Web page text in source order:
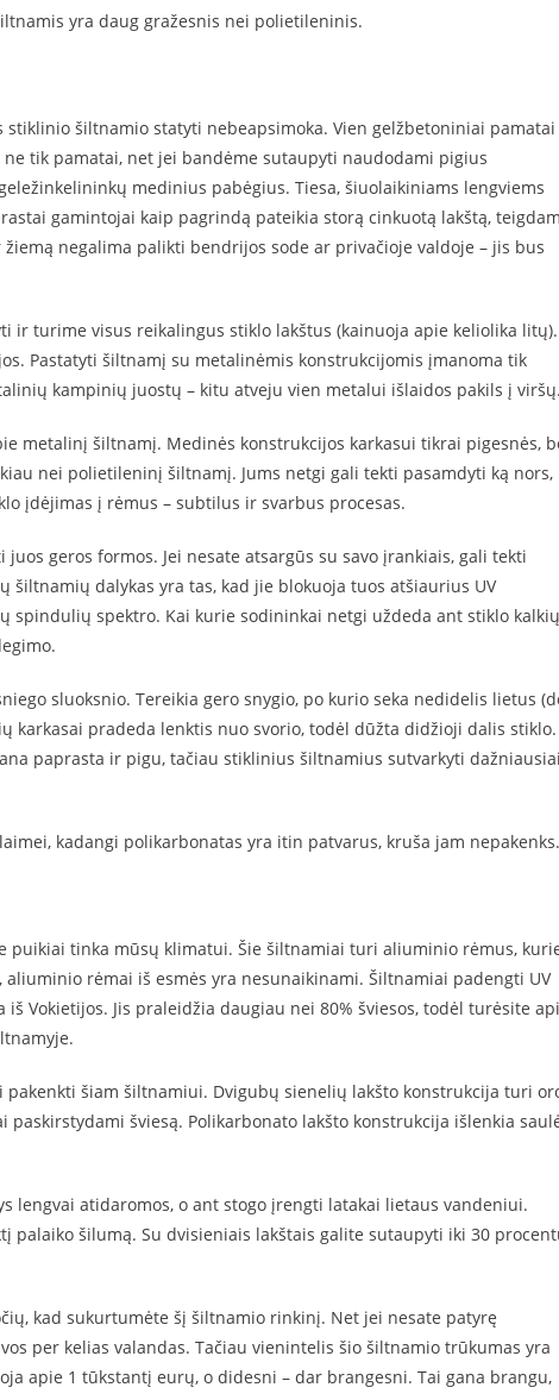
yra daug gražesnis nei polietileninis.
stiklinio šiltnamio statyti nebeapsimoka. Vien gelžbetoniniai pamatai
tik pamatai, net jei bandėme sutaupyti naudodami pigius
medinius pabėgius. Tiesa, šiuolaikiniams lengviems
gamintojai kaip pagrindą pateikia storą cinkuotą lakštą,
negalima palikti bendrijos sode ar privačioje valdoje – jis bus
ir turime visus reikalingus stiklo lakštus (kainuoja apie keliolika litų).
Pastatyti šiltnamį su metalinėmis konstrukcijomis įmanoma tik
kampinių juostų – kitu atveju vien metalui išlaidos pakils į viršų.
metalinį šiltnamį. Medinės konstrukcijos karkasui tikrai pigesnės,
nei polietileninį šiltnamį. Jums netgi gali tekti pasamdyti ką nors,
įdėjimas į rėmus – subtilus ir svarbus procesas.
geros formos. Jei nesate atsargūs su savo įrankiais, gali tekti
šiltnamių dalykas yra tas, kad jie blokuoja tuos atšiaurius UV
spektro. Kai kurie sodininkai netgi uždeda ant stiklo
sluoksnio. Tereikia gero snygio, po kurio seka nedidelis lietus
karkasai pradeda lenktis nuo svorio, todėl dūžta didžioji dalis stiklo.
paprasta ir pigu, tačiau stiklinius šiltnamius sutvarkyti dažniausiai
kadangi polikarbonatas yra itin patvarus, kruša jam nepakenks.
puikiai tinka mūsų klimatui. Šie šiltnamiai turi aliuminio rėmus,
rėmai iš esmės yra nesunaikinami. Šiltnamiai padengti UV
Vokietijos. Jis praleidžia daugiau nei 80% šviesos, todėl turėsite
pakenkti šiam šiltnamiui. Dvigubų sienelių lakšto konstrukcija turi
šviesą. Polikarbonato lakšto konstrukcija išlenkia
lengvai atidaromos, o ant stogo įrengti latakai lietaus vandeniui.
palaiko šilumą. Su dvisieniais lakštais galite sutaupyti iki 30
kad sukurtumėte šį šiltnamio rinkinį. Net jei nesate patyrę
per kelias valandas. Tačiau vienintelis šio šiltnamio trūkumas yra
apie 1 tūkstantį eurų, o didesni – dar brangesni. Tai gana brangu,